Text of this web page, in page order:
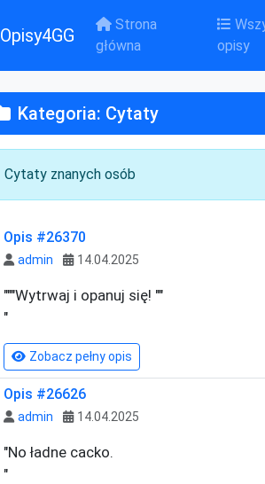
Opisy4GG
Strona
główna
opisy
Kategoria: Cytaty
Cytaty znanych osób
Opis #26370
admin 14.04.2025
"""Wytrwaj i opanuj się! ""
"
Zobacz pełny opis
Opis #26626
admin 14.04.2025
"No ładne cacko.
"